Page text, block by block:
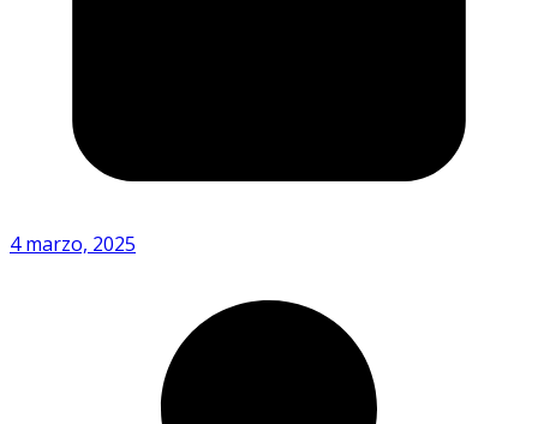
4 marzo, 2025